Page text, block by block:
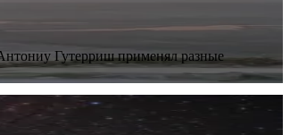
Гутерриш применял разные